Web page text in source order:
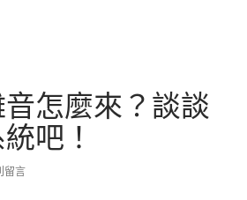
怎麼來？談談
吧！
留言